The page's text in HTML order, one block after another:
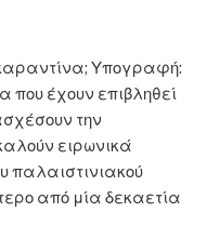
Υπογραφή:
που έχουν επιβληθεί
την
ειρωνικά
παλαιστινιακού
από μία δεκαετία